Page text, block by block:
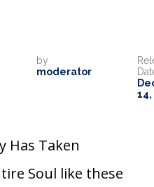
14,
by
moderator
Has Taken
Soul like these